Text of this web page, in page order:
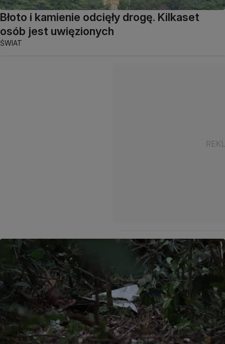
Błoto i kamienie odcięły drogę. Kilkaset
osób jest uwięzionych
ŚWIAT